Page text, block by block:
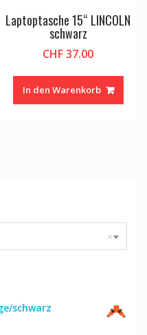
Laptoptasche 15“ LINCOLN
schwarz
CHF37.00
In den Warenkorb
×
schwarz